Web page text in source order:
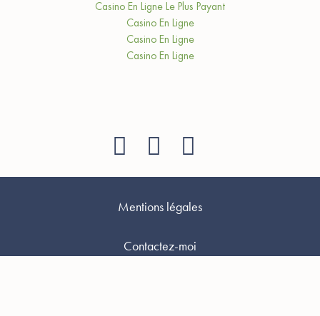
Casino En Ligne Le Plus Payant
Casino En Ligne
Casino En Ligne
Casino En Ligne
Mentions légales
Contactez-moi